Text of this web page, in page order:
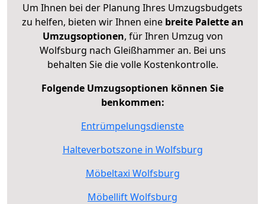
Um Ihnen bei der Planung Ihres Umzugsbudgets
zu helfen, bieten wir Ihnen eine breite Palette an
Umzugsoptionen, für Ihren Umzug von
Wolfsburg nach Gleißhammer an. Bei uns
behalten Sie die volle Kostenkontrolle.
Folgende Umzugsoptionen können Sie
benkommen:
Entrümpelungsdienste
Halteverbotszone in Wolfsburg
Möbeltaxi Wolfsburg
Möbellift Wolfsburg